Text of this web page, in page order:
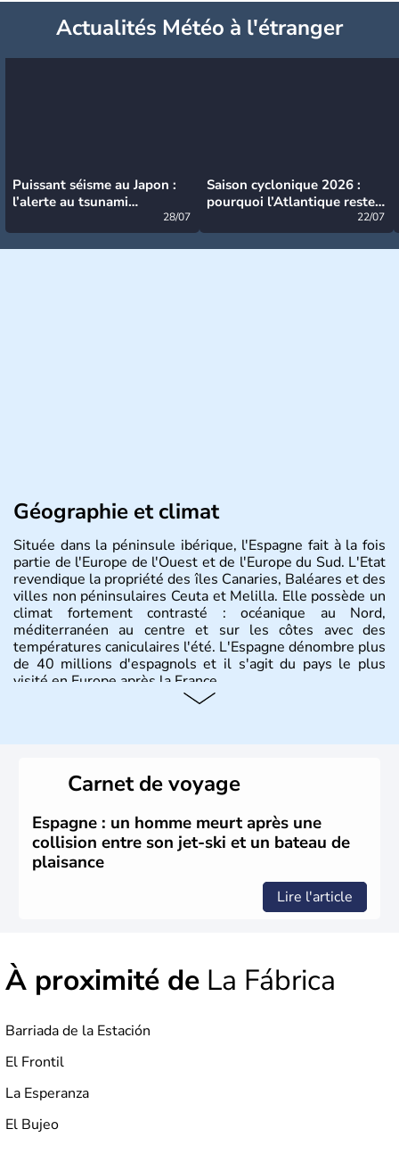
Actualités Météo à l'étranger
Puissant séisme au Japon :
l’alerte au tsunami
28/07
Saison cyclonique 2026 :
pourquoi l’Atlantique reste
22/07
Géographie et climat
Située dans la péninsule ibérique, l'Espagne fait à la fois
partie de l'Europe de l'Ouest et de l'Europe du Sud. L'Etat
revendique la propriété des îles Canaries, Baléares et des
villes non péninsulaires Ceuta et Melilla. Elle possède un
climat fortement contrasté : océanique au Nord,
méditerranéen au centre et sur les côtes avec des
températures caniculaires l'été. L'Espagne dénombre plus
de 40 millions d'espagnols et il s'agit du pays le plus
visité en Europe après la France.
envahissent la péninsule au IIe siècle avant J.C et
apportent leur langue ainsi que leur religion. L'Espagne
s'impose comme la première puissance de l'Europe au
XIème siècle et le reste pendant plus de 100 ans. Madrid
rejoint le pays à partir de 1801 après avoir appartenu au
Portugal. Cette monarchie constitutionnelle intègre
Carnet de voyage
Espagne : un homme meurt après une
collision entre son jet-ski et un bateau de
plaisance
Lire l'article
À proximité de La Fábrica
Barriada de la Estación
El Frontil
La Esperanza
El Bujeo